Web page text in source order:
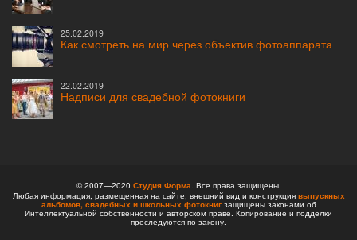
25.02.2019
Как смотреть на мир через объектив фотоаппарата
22.02.2019
Надписи для свадебной фотокниги
© 2007—2020 Студия Форма . Все права защищены.
Любая информация, размещенная на сайте, внешний вид и конструкция выпускных
альбомов, свадебных и школьных фотокнигзащищены законами об
Интеллектуальной собственности и авторском праве. Копирование и подделки
преследуются по закону.